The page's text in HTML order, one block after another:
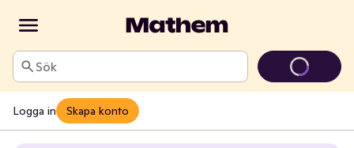
Sök
Logga in Skapa konto